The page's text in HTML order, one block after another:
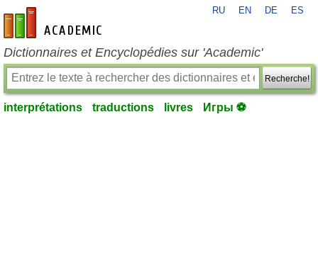
fr-academic.com
RU EN DE ES
Dictionnaires et Encyclopédies sur 'Academic'
Recherche!
interprétations traductions livres Игры ⚽